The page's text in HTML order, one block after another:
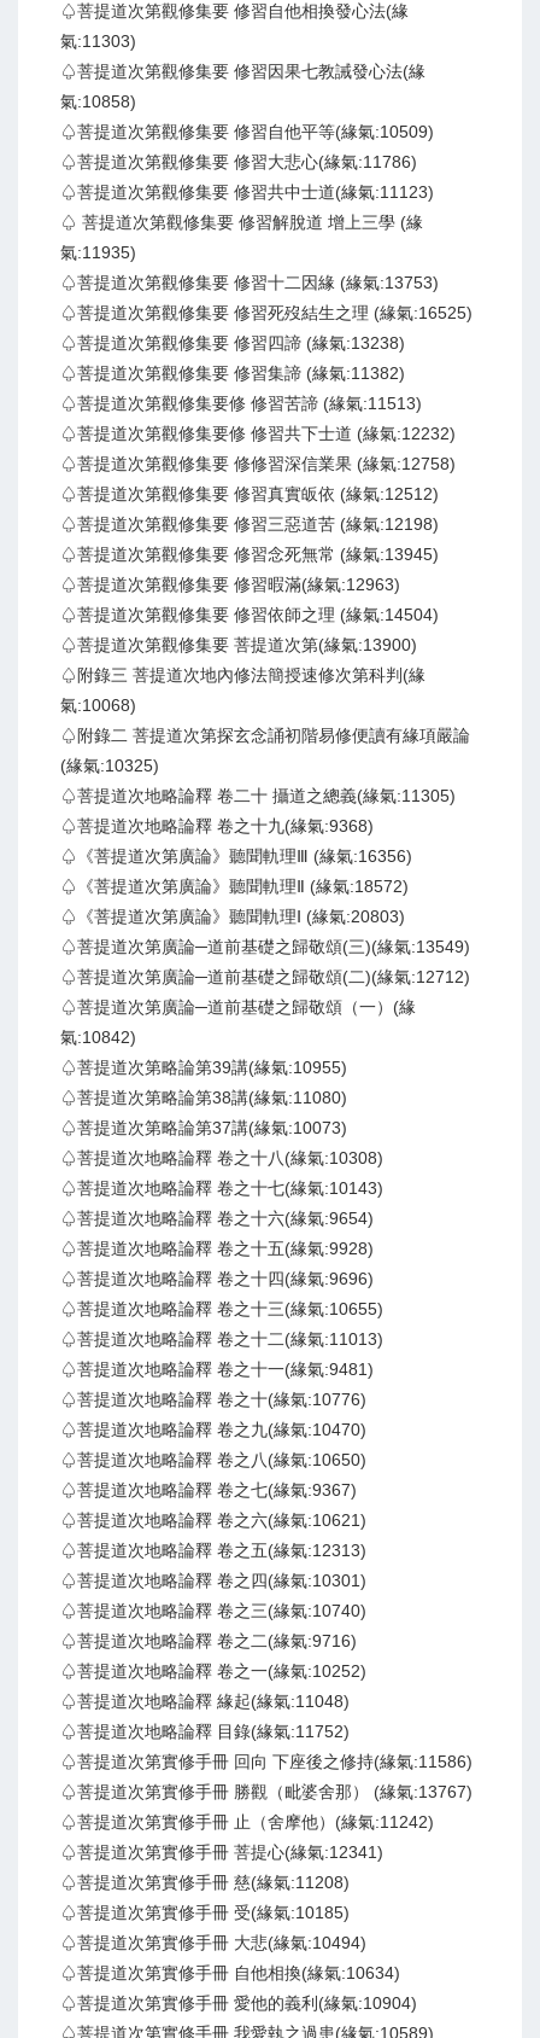
♤菩提道次第觀修集要 修習自他相換發心法(緣
氣:11303)
♤菩提道次第觀修集要 修習因果七教誡發心法(緣
氣:10858)
♤菩提道次第觀修集要 修習自他平等(緣氣:10509)
♤菩提道次第觀修集要 修習大悲心(緣氣:11786)
♤菩提道次第觀修集要 修習共中士道(緣氣:11123)
♤ 菩提道次第觀修集要 修習解脫道 增上三學 (緣
氣:11935)
♤菩提道次第觀修集要 修習十二因緣 (緣氣:13753)
♤菩提道次第觀修集要 修習死歿結生之理 (緣氣:16525)
♤菩提道次第觀修集要 修習四諦 (緣氣:13238)
♤菩提道次第觀修集要 修習集諦 (緣氣:11382)
♤菩提道次第觀修集要修 修習苦諦 (緣氣:11513)
♤菩提道次第觀修集要修 修習共下士道 (緣氣:12232)
♤菩提道次第觀修集要 修修習深信業果 (緣氣:12758)
♤菩提道次第觀修集要 修習真實皈依 (緣氣:12512)
♤菩提道次第觀修集要 修習三惡道苦 (緣氣:12198)
♤菩提道次第觀修集要 修習念死無常 (緣氣:13945)
♤菩提道次第觀修集要 修習暇滿(緣氣:12963)
♤菩提道次第觀修集要 修習依師之理 (緣氣:14504)
♤菩提道次第觀修集要 菩提道次第(緣氣:13900)
♤附錄三 菩提道次地內修法簡授速修次第科判(緣
氣:10068)
♤附錄二 菩提道次第探玄念誦初階易修便讀有緣項嚴論
(緣氣:10325)
♤菩提道次地略論釋 卷二十 攝道之總義(緣氣:11305)
♤菩提道次地略論釋 卷之十九(緣氣:9368)
♤《菩提道次第廣論》聽聞軌理Ⅲ (緣氣:16356)
♤《菩提道次第廣論》聽聞軌理Ⅱ (緣氣:18572)
♤《菩提道次第廣論》聽聞軌理Ⅰ (緣氣:20803)
♤菩提道次第廣論─道前基礎之歸敬頌(三)(緣氣:13549)
♤菩提道次第廣論─道前基礎之歸敬頌(二)(緣氣:12712)
♤菩提道次第廣論─道前基礎之歸敬頌（一）(緣
氣:10842)
♤菩提道次第略論第39講(緣氣:10955)
♤菩提道次第略論第38講(緣氣:11080)
♤菩提道次第略論第37講(緣氣:10073)
♤菩提道次地略論釋 卷之十八(緣氣:10308)
♤菩提道次地略論釋 卷之十七(緣氣:10143)
♤菩提道次地略論釋 卷之十六(緣氣:9654)
♤菩提道次地略論釋 卷之十五(緣氣:9928)
♤菩提道次地略論釋 卷之十四(緣氣:9696)
♤菩提道次地略論釋 卷之十三(緣氣:10655)
♤菩提道次地略論釋 卷之十二(緣氣:11013)
♤菩提道次地略論釋 卷之十一(緣氣:9481)
♤菩提道次地略論釋 卷之十(緣氣:10776)
♤菩提道次地略論釋 卷之九(緣氣:10470)
♤菩提道次地略論釋 卷之八(緣氣:10650)
♤菩提道次地略論釋 卷之七(緣氣:9367)
♤菩提道次地略論釋 卷之六(緣氣:10621)
♤菩提道次地略論釋 卷之五(緣氣:12313)
♤菩提道次地略論釋 卷之四(緣氣:10301)
♤菩提道次地略論釋 卷之三(緣氣:10740)
♤菩提道次地略論釋 卷之二(緣氣:9716)
♤菩提道次地略論釋 卷之一(緣氣:10252)
♤菩提道次地略論釋 緣起(緣氣:11048)
♤菩提道次地略論釋 目錄(緣氣:11752)
♤菩提道次第實修手冊 回向 下座後之修持(緣氣:11586)
♤菩提道次第實修手冊 勝觀（毗婆舍那） (緣氣:13767)
♤菩提道次第實修手冊 止（舍摩他）(緣氣:11242)
♤菩提道次第實修手冊 菩提心(緣氣:12341)
♤菩提道次第實修手冊 慈(緣氣:11208)
♤菩提道次第實修手冊 受(緣氣:10185)
♤菩提道次第實修手冊 大悲(緣氣:10494)
♤菩提道次第實修手冊 自他相換(緣氣:10634)
♤菩提道次第實修手冊 愛他的義利(緣氣:10904)
♤菩提道次第實修手冊 我愛執之過患(緣氣:10589)